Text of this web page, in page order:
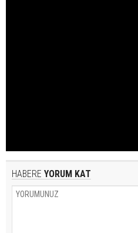
HABERE YORUM KAT